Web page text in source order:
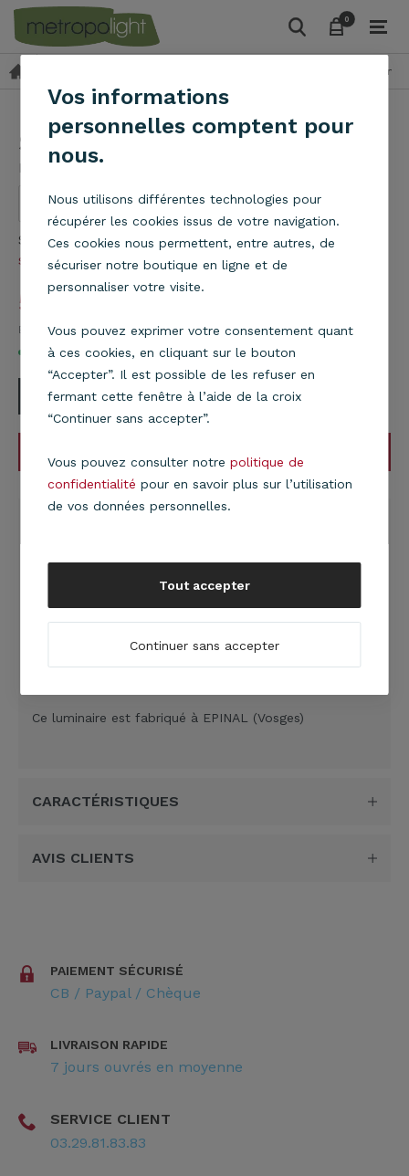
00
Suspension
Suspension Ionos Rafa
Metropolight
Suspension cylindre Ionos bleu canard et raphia
savoir plus
54,90€
Eco part 0,10€
En stock
est composée de deux cylindres : bleu canard pour le
cylindre biseauté supérieur et raphia pour le cylindre
1 x E27, 60 W maximum, luminaire livré avec cordon de
suspension blanc de 53 cm.
Ce luminaire est fabriqué à EPINAL (Vosges)
CARACTÉRISTIQUES
AVIS CLIENTS
PAIEMENT SÉCURISÉ
CB / Paypal / Chèque
LIVRAISON RAPIDE
7 jours ouvrés en moyenne
SERVICE CLIENT
03.29.81.83.83
Vos informations
personnelles comptent pour
nous.
Nous utilisons différentes technologies pour
récupérer les cookies issus de votre navigation.
Ces cookies nous permettent, entre autres, de
sécuriser notre boutique en ligne et de
personnaliser votre visite.
Vous pouvez exprimer votre consentement quant
à ces cookies, en cliquant sur le bouton
“Accepter”. Il est possible de les refuser en
fermant cette fenêtre à l’aide de la croix
“Continuer sans accepter”.
Vous pouvez consulter notrepolitique de
confidentialité pour en savoir plus sur l’utilisation
de vos données personnelles.
Continuer sans accepter
Tout accepter